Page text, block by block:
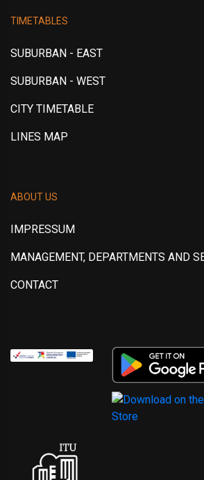
TIMETABLES
SUBURBAN - EAST
SUBURBAN - WEST
CITY TIMETABLE
LINES MAP
ABOUT US
IMPRESSUM
MANAGEMENT, DEPARTMENTS AND
CONTACT